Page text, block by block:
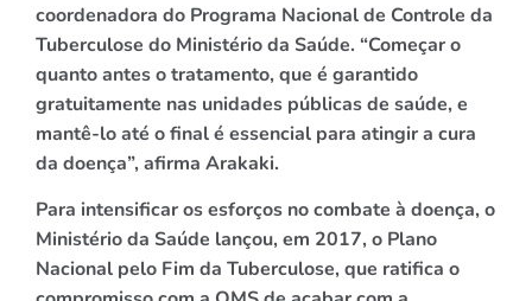
coordenadora do Programa Nacional de Controle da
Tuberculose do Ministério da Saúde. “Começar o
quanto antes o tratamento, que é garantido
gratuitamente nas unidades públicas de saúde, e
mantê-lo até o final é essencial para atingir a cura
da doença”, afirma Arakaki.
Para intensificar os esforços no combate à doença, o
Ministério da Saúde lançou, em 2017, o Plano
Nacional pelo Fim da Tuberculose, que ratifica o